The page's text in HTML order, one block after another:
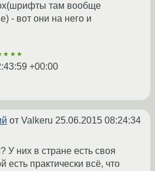
там вообще
- вот они на него и
+00:00
от Valkeru 25.06.2015 08:24:34
У них в стране есть своя
есть практически всё, что